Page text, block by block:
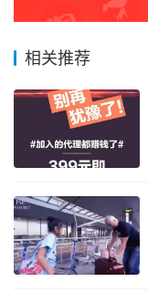
相关推荐